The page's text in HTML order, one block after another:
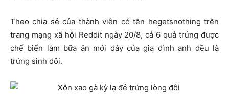
Theo chia sẻ của thành viên có tên hegetsnothing trên
trang mạng xã hội Reddit ngày 20/8, cả 6 quả trứng được
chế biến làm bữa ăn mới đây của gia đình anh đều là
trứng sinh đôi.